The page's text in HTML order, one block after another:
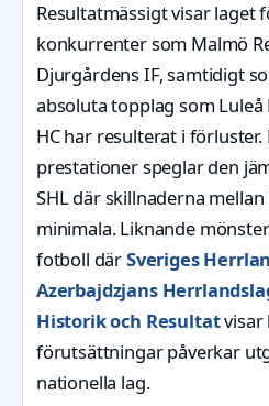
Resultatmässigt visar laget
konkurrenter som Malmö
Djurgårdens IF, samtidigt
absoluta topplag som
HC har resulterat i
prestationer speglar den
SHL där skillnaderna
minimala. Liknande
fotboll därSveriges
Azerbajdzjans
Historik och Resultatvisar
förutsättningar påverkar
nationella lag.